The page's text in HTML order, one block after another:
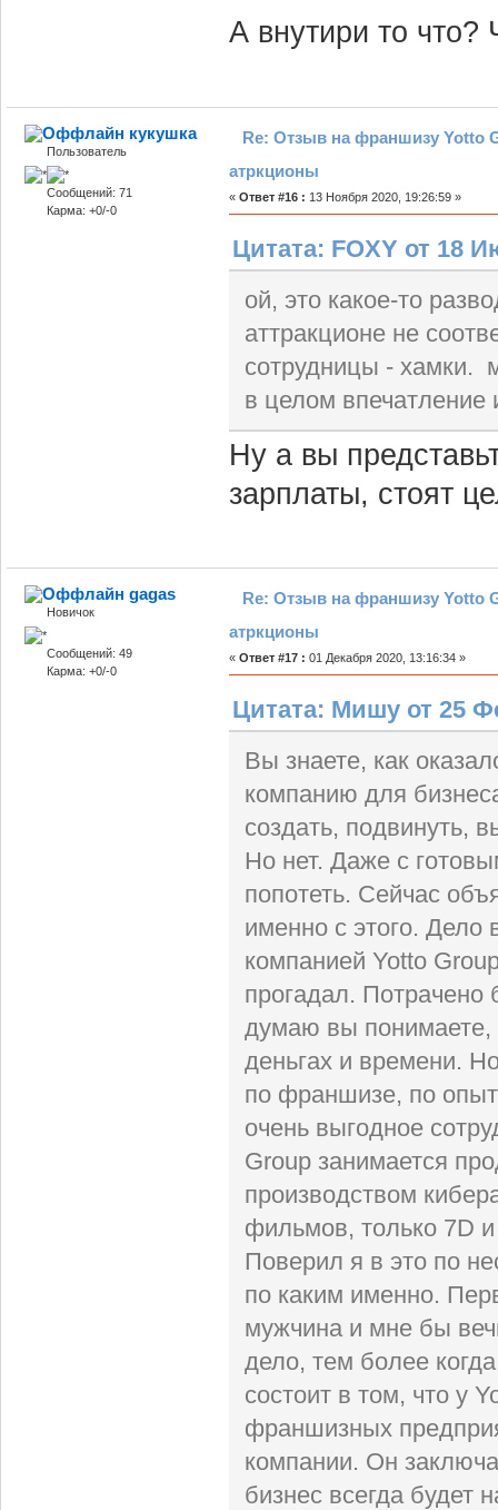
А внутири то что?
кукушка
Пользователь
Сообщений: 71
Карма: +0/-0
Re: Отзыв на франшизу Yotto
атркционы
« Ответ #16 : 13 Ноября 2020, 19:26:59 »
Цитата: FOXY от 18
ой, это какое-то
аттракционе не
сотрудницы - хамки.
в целом впечатление
Ну а вы
зарплаты, стоят
gagas
Новичок
Сообщений: 49
Карма: +0/-0
Re: Отзыв на франшизу Yotto
атркционы
« Ответ #17 : 01 Декабря 2020, 13:16:34 »
Цитата: Мишу от 25
Вы знаете, как
компанию для
создать, подвинуть,
Но нет. Даже с
попотеть. Сейчас
именно с этого. Дело
компанией Yotto
прогадал.
думаю вы понимаете,
деньгах и времени.
по франшизе, по
очень выгодное
Group занимается
производством
фильмов, только 7D
Поверил я в это по
по каким именно.
мужчина и мне бы
дело, тем более
состоит в том, что у
франшизных
компании. Он
бизнес всегда будет